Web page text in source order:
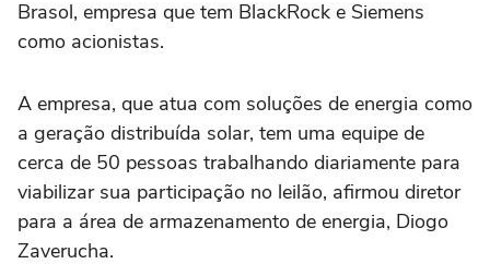
Brasol, empresa que ‌tem BlackRock e Siemens
como acionistas.
A ⁠empresa, que atua com soluções ⁠de energia como
a geração distribuída solar, tem uma equipe de
cerca de 50 pessoas trabalhando diariamente para
viabilizar sua ⁠participação no leilão, afirmou diretor
para a área de armazenamento de ‌energia, Diogo
Zaverucha.